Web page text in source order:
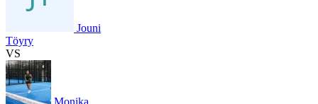
Jouni
Töyry
VS
Monika